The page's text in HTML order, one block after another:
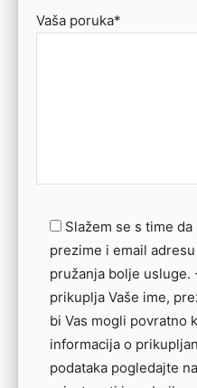
Vaša poruka*
Slažem se s time
prezime i email
pružanja bolje usluge.
prikuplja Vaše ime,
bi Vas mogli povratno
informacija o
podataka pogledajte